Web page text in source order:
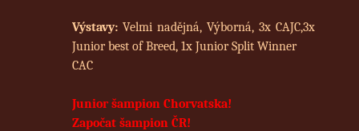
Výstavy: Velmi nadějná, Výborná, 3x CAJC,3x
Junior best of Breed, 1x Junior Split Winner
CAC
Junior šampion Chorvatska!
Započat šampion ČR!